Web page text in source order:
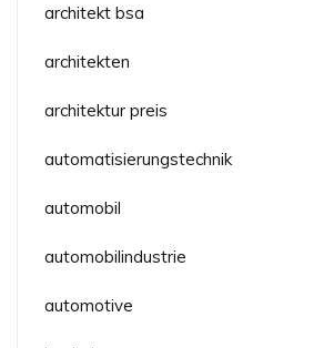
architekt bsa
architekten
architektur preis
automatisierungstechnik
automobil
automobilindustrie
automotive